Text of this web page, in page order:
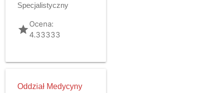
Specjalistyczny
gradeOcena:
4.33333
Oddział Medycyny